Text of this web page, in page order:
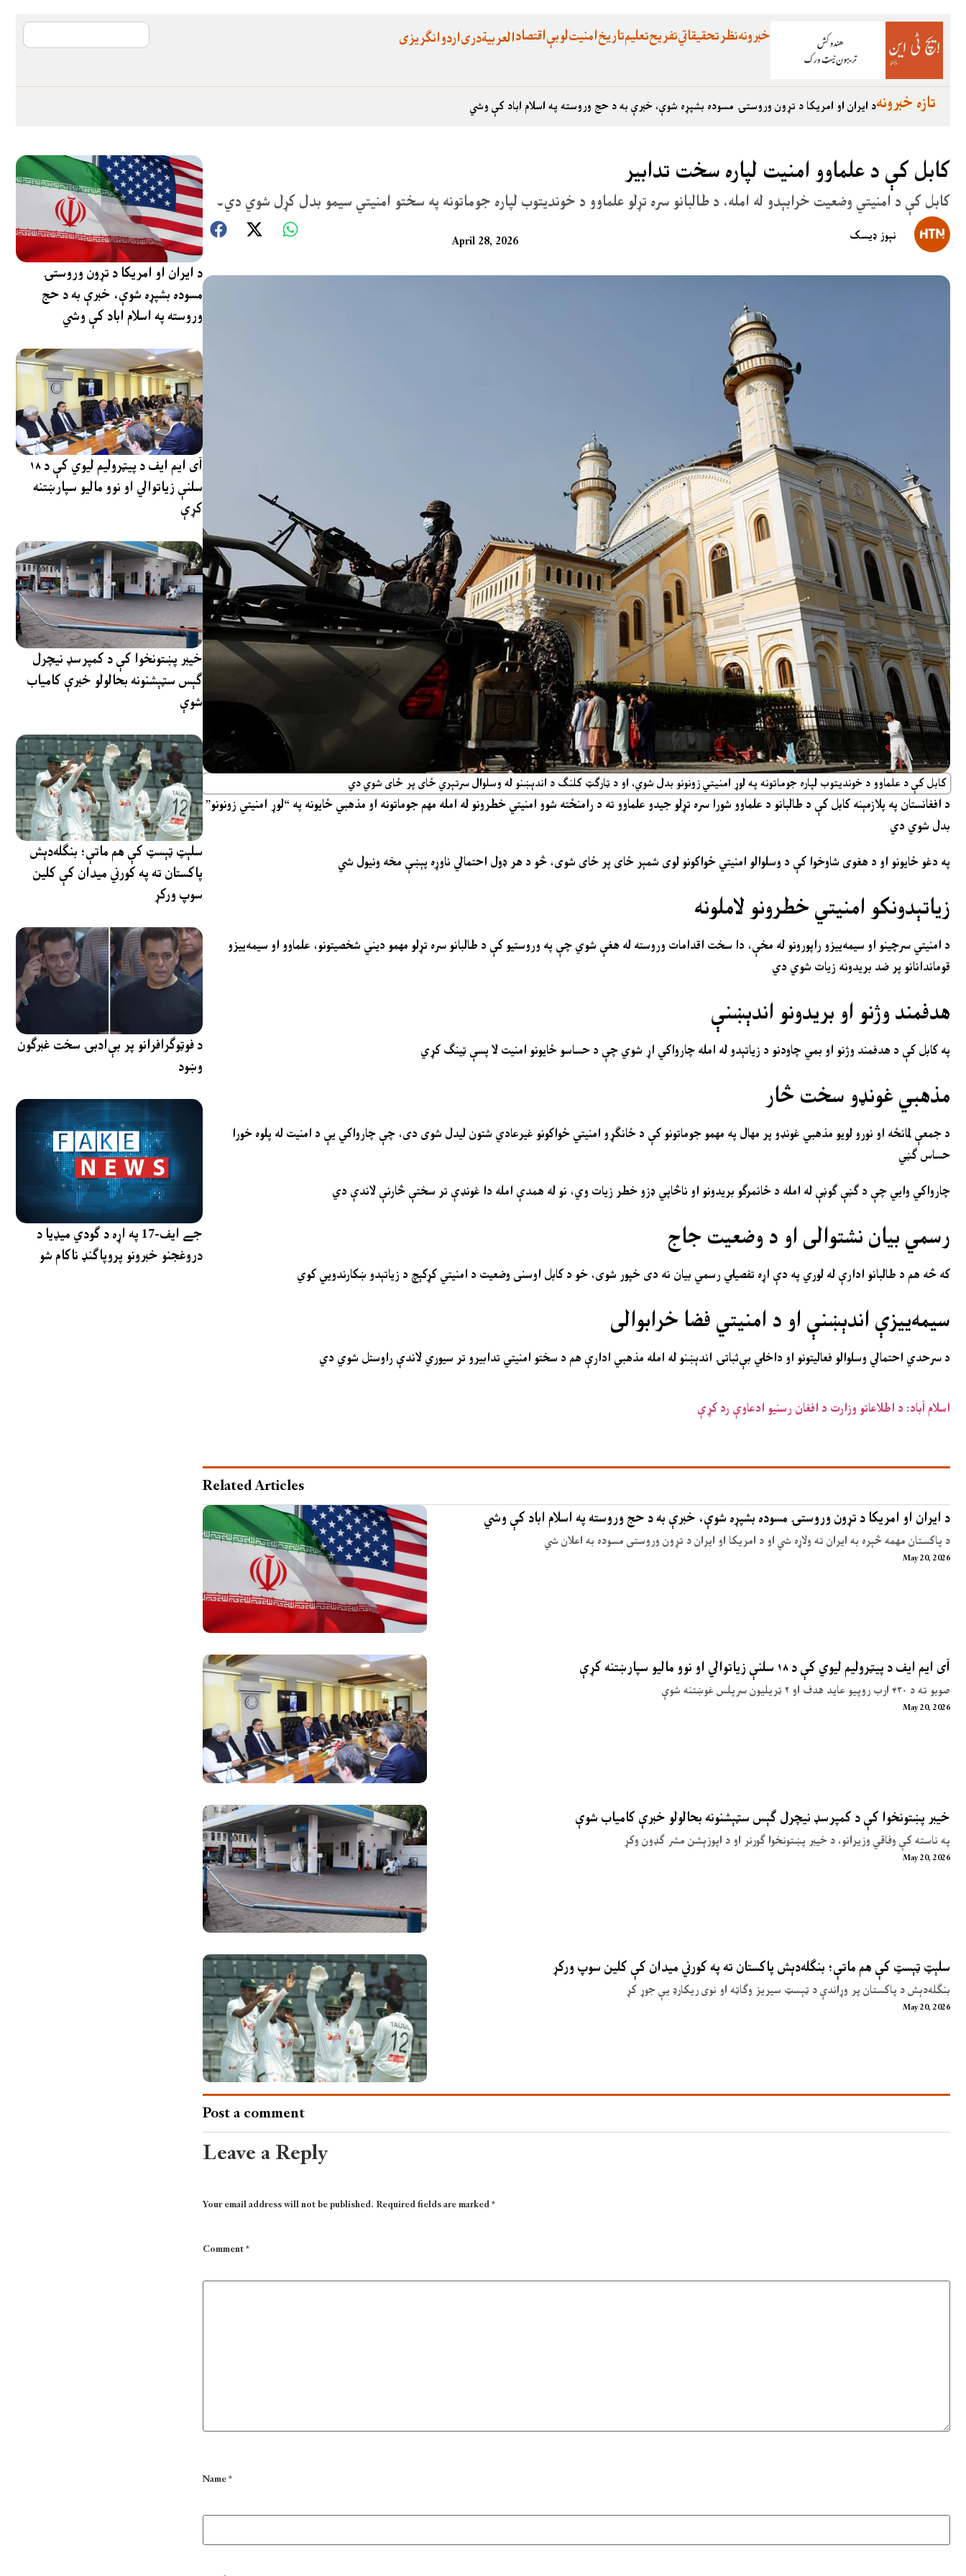
اقتصادلوبېامنیتتاریختعلیمتفریحتحقیقاتينظرخبرونه انگریزیاردودریالعربية
د ایران او امریکا د تړون وروستۍ مسوده بشپړه شوې، خبرې به د حج وروسته په اسلام اباد کې وشيتازه خبرونه
د ایران او امریکا د تړون وروستۍ
مسوده بشپړه شوې، خبرې به د حج
وروسته په اسلام اباد کې وشي
آی ایم ایف د پیټرولیم لیوي کې د ۱۸
سلنې زیاتوالي او نوو مالیو سپارښتنه
کړې
خیبر پښتونخوا کې د کمپرسډ نیچرل
ګېس سټېشنونه بحالولو خبرې کامیاب
شوې
سلېټ ټېسټ کې هم ماتې؛ بنګله‌دېش
پاکستان ته په کورني میدان کې کلین
سوپ ورکړ
د فوټوګرافرانو پر بې‌ادبۍ سخت غبرګون
وښود
جے ایف-17 په اړه د ګودي میډیا د
دروغجنو خبرونو پروپاګنډ ناکام شو
کابل کې د علماوو امنیت لپاره سخت تدابیر
کابل کې د امنیتي وضعیت خرابېدو له امله، د طالبانو سره تړلو علماوو د خوندیتوب لپاره جوماتونه په سختو امنیتي سیمو بدل کړل شوي دي۔
April 28, 2026 نېوز ډیسک
کابل کې د علماوو د خوندیتوب لپاره جوماتونه په لوړ امنیتي زونونو بدل شوي، او د ټارګټ کلنګ د اندېښنو له وسلوال سرتېري ځای پر ځای شوي دي
د افغانستان په پلازمېنه کابل کې د طالبانو د علماوو شورا سره تړلو جیدو علماوو ته د رامنځته شوو امنیتي خطرونو له امله مهم جوماتونه او مذهبي ځایونه په “لوړ امنیتي زونونو”
بدل شوي دي
په دغو ځایونو او د هغوی شاوخوا کې د وسلوالو امنیتي ځواکونو لوی شمېر ځای پر ځای شوی، څو د هر ډول احتمالي ناوړه پېښې مخه ونیول شي
زیاتېدونکو امنیتي خطرونو لاملونه
د امنیتي سرچینو او سیمه‌ییزو راپورونو له مخې، دا سخت اقدامات وروسته له هغې شوي چې په وروستیو کې د طالبانو سره تړلو مهمو دیني شخصیتونو، علماوو او سیمه‌ییزو
قوماندانانو پر ضد بریدونه زیات شوي دي
هدفمند وژنو او بریدونو اندېښنې
په کابل کې د هدفمند وژنو او بمي چاودنو د زیاتېدو له امله چارواکي اړ شوي چې د حساسو ځایونو امنیت لا پسې ټینګ کړي
مذهبي غونډو سخت څار
د جمعې لمانځه او نورو لویو مذهبي غونډو پر مهال په مهمو جوماتونو کې د ځانګړو امنیتي ځواکونو غیرعادي شتون لیدل شوی دی، چې چارواکي یې د امنیت له پلوه خورا
حساس ګڼي
چارواکي وایي چې د ګڼې ګوڼې له امله د ځانمرګو بریدونو او ناڅاپي ډزو خطر زیات وي، نو له همدې امله دا غونډې تر سختې څارنې لاندې دي
رسمي بیان نشتوالی او د وضعیت جاج
که څه هم د طالبانو ادارې له لوري په دې اړه تفصیلي رسمي بیان نه دی خپور شوی، خو د کابل اوسنی وضعیت د امنیتي کړکېچ د زیاتېدو ښکارندویي کوي
سیمه‌ییزې اندېښنې او د امنیتي فضا خرابوالی
د سرحدي احتمالي وسلوالو فعالیتونو او داخلي بې‌ثباتۍ اندېښنو له امله مذهبي ادارې هم د سختو امنیتي تدابیرو تر سیوري لاندې راوستل شوي دي
اسلام آباد: د اطلاعاتو وزارت د افغان رسنیو ادعاوې رد کړې
Related Articles
د ایران او امریکا د تړون وروستۍ مسوده بشپړه شوې، خبرې به د حج وروسته په اسلام اباد کې وشي
د پاکستان مهمه څېره به ایران ته ولاړه شي او د امریکا او ایران د تړون وروستی مسوده به اعلان شي
May 20, 2026
آی ایم ایف د پیټرولیم لیوي کې د ۱۸ سلنې زیاتوالي او نوو مالیو سپارښتنه کړې
صوبو ته د ۴۳۰ ارب روپیو عاید هدف او ۲ ټریلیون سرپلس غوښتنه شوې
May 20, 2026
خیبر پښتونخوا کې د کمپرسډ نیچرل ګېس سټېشنونه بحالولو خبرې کامیاب شوې
په ناسته کې وفاقي وزیرانو، د خیبر پښتونخوا ګورنر او د اپوزېشن مشر ګډون وکړ
May 20, 2026
سلېټ ټېسټ کې هم ماتې؛ بنګله‌دېش پاکستان ته په کورني میدان کې کلین سوپ ورکړ
بنګله‌دېش د پاکستان پر وړاندې د ټېسټ سیریز وګاټه او نوی ریکارډ یې جوړ کړ
May 20, 2026
Post a comment
Leave a Reply
Your email address will not be published.Required fields are marked*
Comment*
Name*